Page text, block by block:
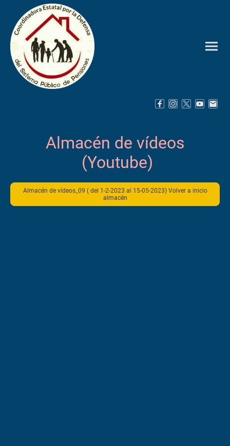
Almacén de vídeos
(Youtube)
Almacén de vídeos_09 ( del 1-2-2023 al 15-05-2023) Volver a inicio
almacén